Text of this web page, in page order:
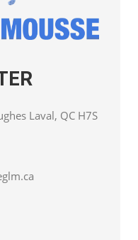
Laval, QC H7S